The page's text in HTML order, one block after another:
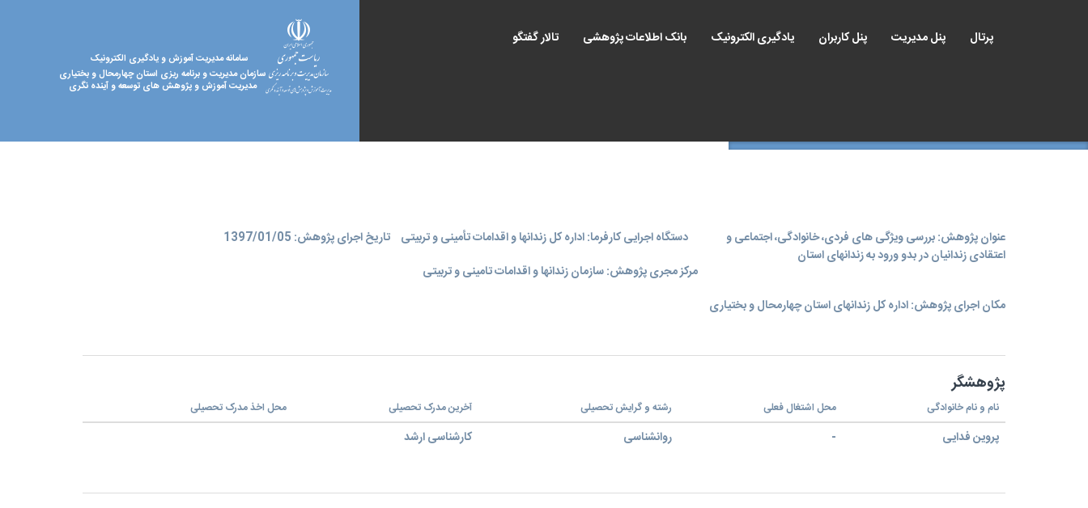
سامانه مدیریت آموزش و یادگیری الکترونیک
سازمان مدیریت و برنامه ریزی استان چهارمحال و بختیاری
مدیریت آموزش و پژوهش های توسعه و آینده نگری
پرتال پنل مدیریت پنل کاربران یادگیری الکترونیک بانک اطلاعات پژوهشی تالار گفتگو
عنوان پژوهش: بررسی ویژگی های فردی، خانوادگی، اجتماعی و
اعتقادی زندانیان در بدو ورود به زندانهای استان
دستگاه اجرایی کارفرما: اداره کل زندانها و اقدامات تأمینی و تربیتی تاریخ اجرای پژوهش: 1397/01/05
مرکز مجری پژوهش: سازمان زندانها و اقدامات تامینی و تربیتی
مکان اجرای پژوهش: اداره کل زندانهای استان چهارمحال و بختیاری
پژوهشگر
نام و نام خانوادگی محل اشتغال فعلی رشته و گرایش تحصیلی آخرین مدرک تحصیلی محل اخذ مدرک تحصیلی
پروین فدایی - روانشناسی کارشناسی ارشد